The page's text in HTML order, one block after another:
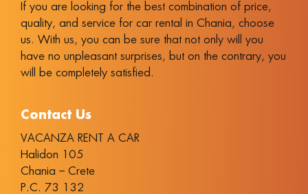
If you are looking for the best combination of price,
quality, and service for car rental in Chania, choose
us. With us, you can be sure that not only will you
have no unpleasant surprises, but on the contrary, you
will be completely satisfied.
Contact Us
VACANZA RENT A CAR
Halidon 105
Chania – Crete
P.C. 73 132